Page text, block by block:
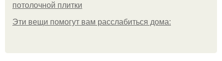
потолочной плитки
Эти вещи помогут вам расслабиться дома: